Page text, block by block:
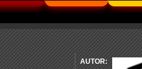
AUTOR: